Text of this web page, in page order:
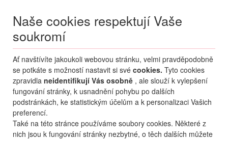
Naše cookies respektují Vaše
soukromí
Ať navštívíte jakoukoli webovou stránku, velmi pravděpodobně
se potkáte s možností nastavit si své cookies. Tyto cookies
zpravidla neidentifikují Vás osobně , ale slouží k vylepšení
fungování stránky, k usnadnění pohybu po dalších
podstránkách, ke statistickým účelům a k personalizaci Vašich
preferencí.
Také na této stránce používáme soubory cookies. Některé z
nich jsou k fungování stránky nezbytné, o těch dalších můžete
Menu
MojePřihlášení
Destinace nerozhoduje
07.08.-...• 2 osoby